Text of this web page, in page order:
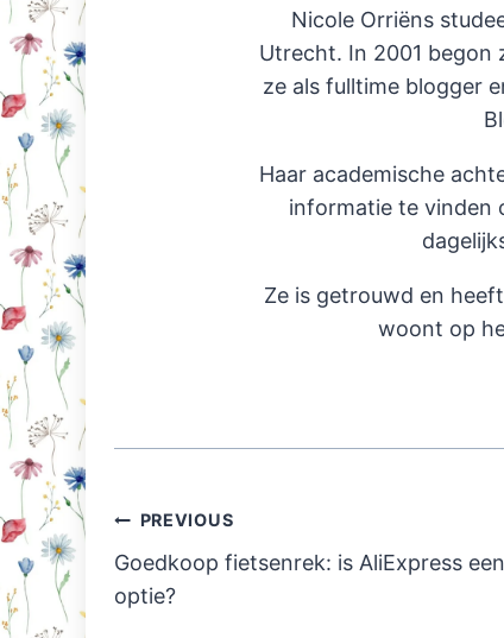
Nicole Orriëns
Utrecht. In 2001 begon
ze als fulltime blogger
Haar academische
informatie te vinden
Ze is getrouwd en
woont op
Post
navigation
PREVIOUS
Goedkoop fietsenrek: is AliExpress een
optie?